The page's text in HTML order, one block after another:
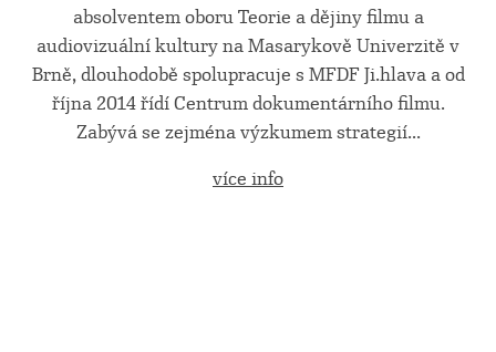
absolventem oboru Teorie a dějiny filmu a
audiovizuální kultury na Masarykově Univerzitě v
Brně, dlouhodobě spolupracuje s MFDF Ji.hlava a od
října 2014 řídí Centrum dokumentárního filmu.
Zabývá se zejména výzkumem strategií...
více info